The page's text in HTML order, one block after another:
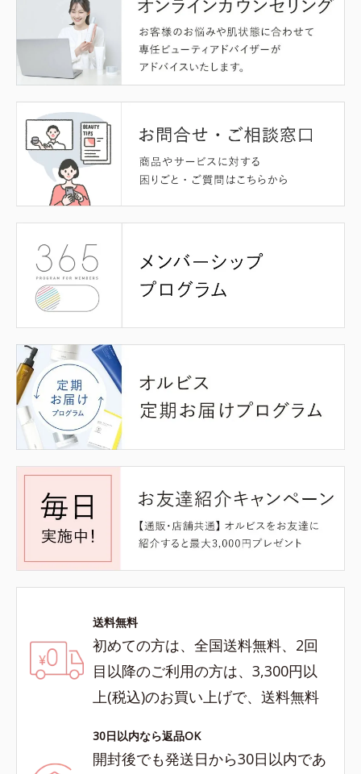
送料無料
初めての方は、全国送料無料、2回
目以降のご利用の方は、3,300円以
上(税込)のお買い上げで、送料無料
30日以内なら返品OK
開封後でも発送日から30日以内であ